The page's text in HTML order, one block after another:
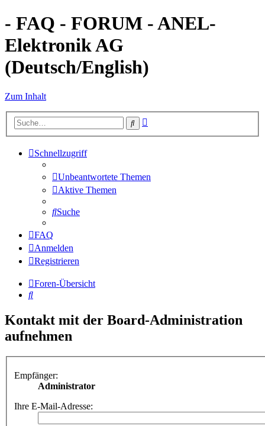
- FAQ - FORUM - ANEL-
Elektronik AG
(Deutsch/English)
Zum Inhalt
Suche
Schnellzugriff
Unbeantwortete Themen
Aktive Themen
Suche
FAQ
Anmelden
Registrieren
Foren-Übersicht
Suche
Kontakt mit der Board-Administration
aufnehmen
Empfänger:
Administrator
Ihre E-Mail-Adresse: